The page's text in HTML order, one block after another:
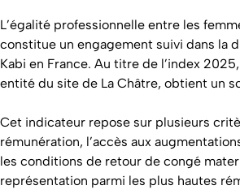
L’égalité professionnelle entre les
constitue un engagement suivi dans la
Kabi en France. Au titre de l’index 2025,
entité du site de La Châtre, obtient un
Cet indicateur repose sur plusieurs
rémunération, l’accès aux
les conditions de retour de congé
représentation parmi les plus hautes